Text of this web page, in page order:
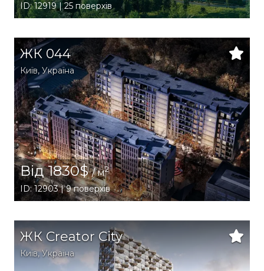
ID: 12919 | 25 поверхів
ЖК 044
Київ, Україна
Від 1830$/ м2
ID: 12903 | 9 поверхів
ЖК Creator City
Київ,Україна